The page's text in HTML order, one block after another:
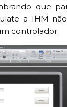
que
a IHM
controlador.